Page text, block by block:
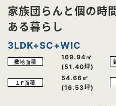
家族団らんと個の時
ある暮らし
3LDK+SC+WIC
敷地面積
169.94㎡
(51.40坪)
１F面積
54.66㎡
(16.53坪)